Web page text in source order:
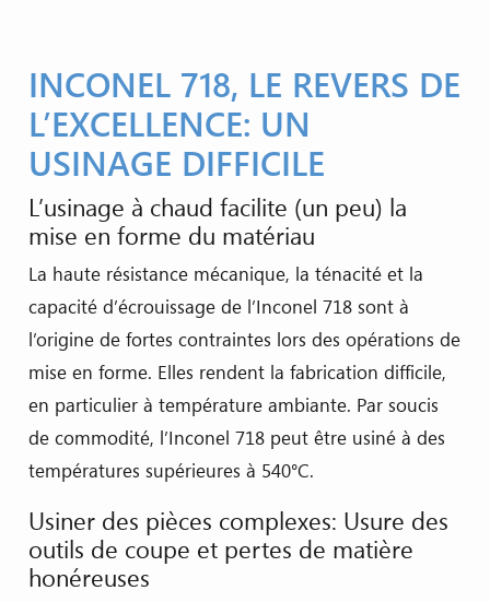
INCONEL 718, LE REVERS DE
L’EXCELLENCE: UN
USINAGE DIFFICILE
L’usinage à chaud facilite (un peu) la
mise en forme du matériau
La haute résistance mécanique, la ténacité et la
capacité d’écrouissage de l’Inconel 718 sont à
l’origine de fortes contraintes lors des opérations de
mise en forme. Elles rendent la fabrication difficile,
en particulier à température ambiante. Par soucis
de commodité, l’Inconel 718 peut être usiné à des
températures supérieures à 540°C.
Usiner des pièces complexes: Usure des
outils de coupe et pertes de matière
honéreuses